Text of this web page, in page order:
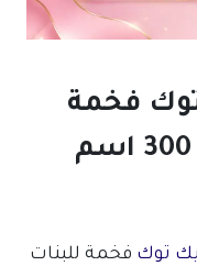
فخمة
للبنات 2026 – أكثر من 300 اسم
توك فخمة للبنات